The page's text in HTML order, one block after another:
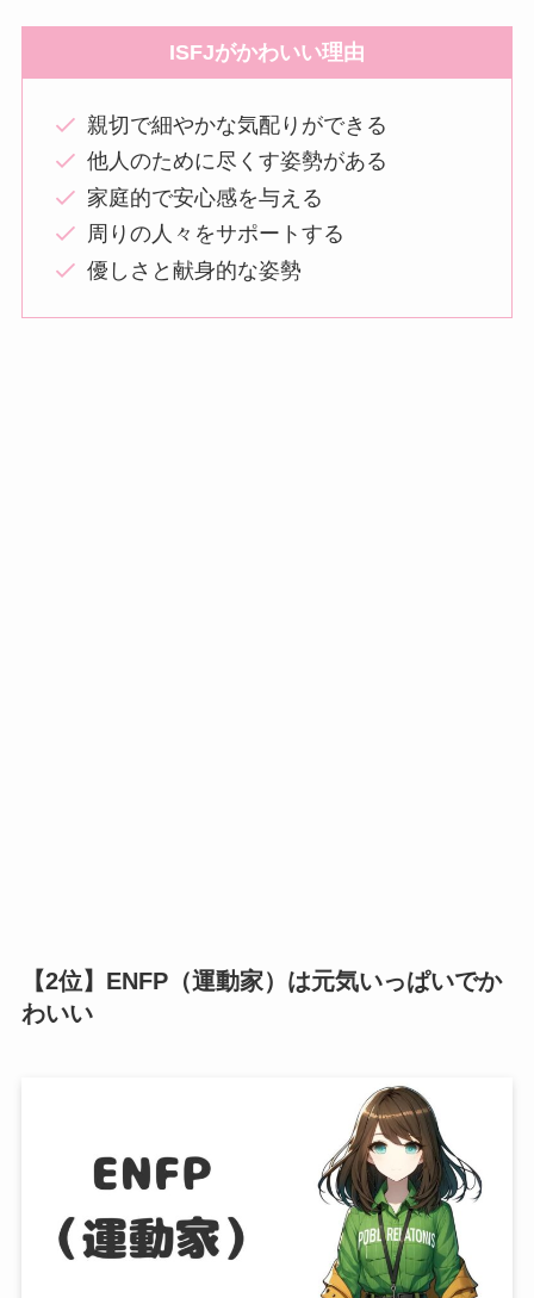
ISFJがかわいい理由
親切で細やかな気配りができる
他人のために尽くす姿勢がある
家庭的で安心感を与える
周りの人々をサポートする
優しさと献身的な姿勢
【2位】ENFP（運動家）は元気いっぱいでか
わいい